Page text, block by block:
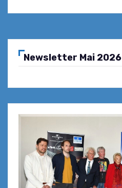
Newsletter Mai 2026